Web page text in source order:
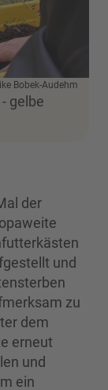
Bobek-Audehm
gelbe
der
und
zu
dem
erneut
und
ein